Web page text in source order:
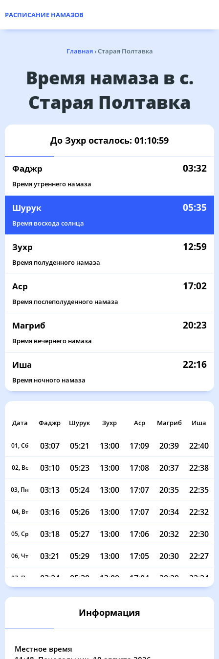
РАСПИСАНИЕ НАМАЗОВ
Главная›Старая Полтавка
Время намаза в с.
Старая Полтавка
До Зухр осталось: 01:10:59
Фаджр 03:32
Время утреннего намаза
Шурук 05:35
Время восхода солнца
Зухр 12:59
Время полуденного намаза
Аср 17:02
Время послеполуденного намаза
Магриб 20:23
Время вечернего намаза
Иша 22:16
Время ночного намаза
Дата Фаджр Шурук Зухр Аср Магриб Иша
01, Сб 03:07 05:21 13:00 17:09 20:39 22:40
02, Вс 03:10 05:23 13:00 17:08 20:37 22:38
03, Пн 03:13 05:24 13:00 17:07 20:35 22:35
04, Вт 03:16 05:26 13:00 17:07 20:34 22:32
05, Ср 03:18 05:27 13:00 17:06 20:32 22:30
06, Чт 03:21 05:29 13:00 17:05 20:30 22:27
07, Пт 03:24 05:30 13:00 17:04 20:29 22:24
03:26 05:32 13:00 17:04 20:27 22:22
Информация
Местное время